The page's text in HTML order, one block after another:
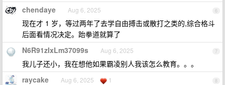
6
chendaye Aug 6, 2025
现在才 1 岁，等过两年了去学自由搏击或散打之类的,综合格斗
后面看情况决定。跆拳道就算了
7
N6R91zIxLm37099s Aug 6, 2025
我儿子还小，我在想他如果霸凌别人我该怎么教育。。。
8
raycake Aug 6, 2025 1